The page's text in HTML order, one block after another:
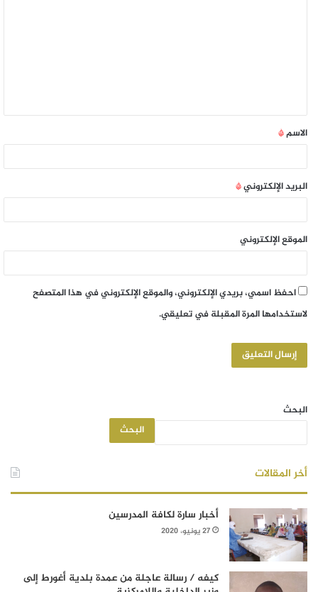
الاسم*
البريد الإلكتروني*
الموقع الإلكتروني
احفظ اسمي، بريدي الإلكتروني، والموقع الإلكتروني في هذا المتصفح
لاستخدامها المرة المقبلة في تعليقي.
البحث
البحث
أخر المقالات
أخبار سارة لكافة المدرسين
27 يونيو، 2020
كيفه / رسالة عاجلة من عمدة بلدية أغورط إلى